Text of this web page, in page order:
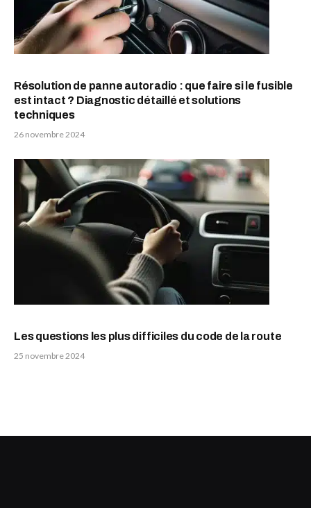
Résolution de panne autoradio : que faire si le fusible
est intact ? Diagnostic détaillé et solutions
techniques
26 novembre 2024
Les questions les plus difficiles du code de la route
25 novembre 2024